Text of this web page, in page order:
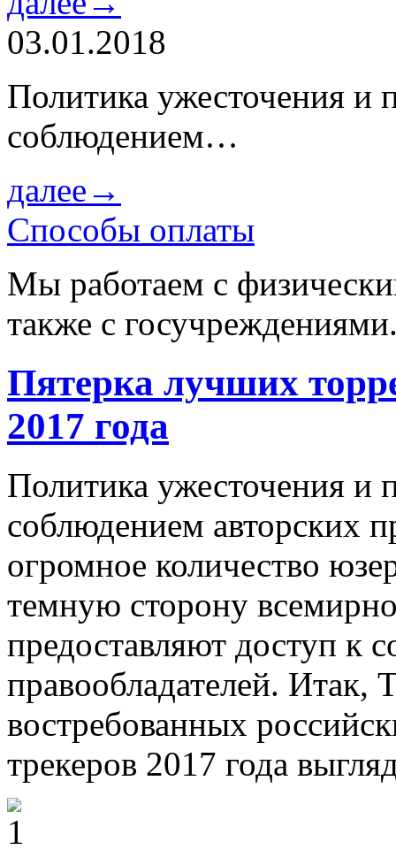
03.01.2018
Политика ужесточения и
соблюдением…
далее→
Способы оплаты
Мы работаем с
также с
Пятерка лучших
2017 года
Политика ужесточения и
соблюдением авторских
огромное количество
темную сторону
предоставляют доступ к
правообладателей. Итак,
востребованных
трекеров 2017 года